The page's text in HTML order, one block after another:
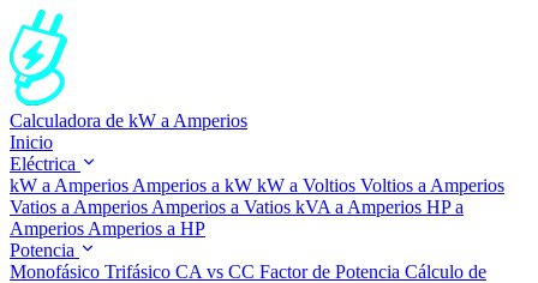
Calculadora de kW a Amperios
Inicio
Eléctrica
kW a Amperios Amperios a kW kW a Voltios Voltios a Amperios
Vatios a Amperios Amperios a Vatios kVA a Amperios HP a
Amperios Amperios a HP
Potencia
Monofásico Trifásico CA vs CC Factor de Potencia Cálculo de